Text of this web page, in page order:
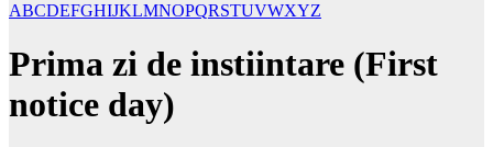
ABCDEFGHIJKLMNOPQRSTUVWXYZ
Prima zi de instiintare (First
notice day)